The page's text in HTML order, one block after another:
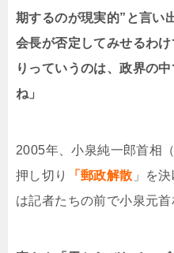
期するのが現実的”と言い
会長が否定してみせるわ
りっていうのは、政界の
ね」
2005年、小泉純一郎首相
押し切り
「郵政解散 」を
は記者たちの前で小泉元首